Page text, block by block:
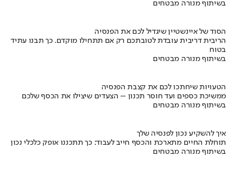
בשיתוף מנורה מבטחים
הסוד של איינשטיין שיגדיל לכם את הפנסיה
הריבית דריבית עובדת לטובתכם רק אם תתחילו מוקדם. כך תבנו עתיד
בטוח
בשיתוף מנורה מבטחים
הטעויות שיחתכו לכם את קצבת הפנסיה
ממשיכת כספים ועד חוסר תכנון – הצעדים שיצילו את הכסף שלכם
בשיתוף מנורה מבטחים
איך להשקיע נכון לפנסיה שלך
תוחלת החיים מתארכת והכסף חייב לעבוד: כך תתכננו אופק כלכלי נכון
בשיתוף מנורה מבטחים